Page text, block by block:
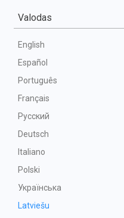
Valodas
English
Español
Português
Français
Русский
Deutsch
Italiano
Polski
Українська
Latviešu